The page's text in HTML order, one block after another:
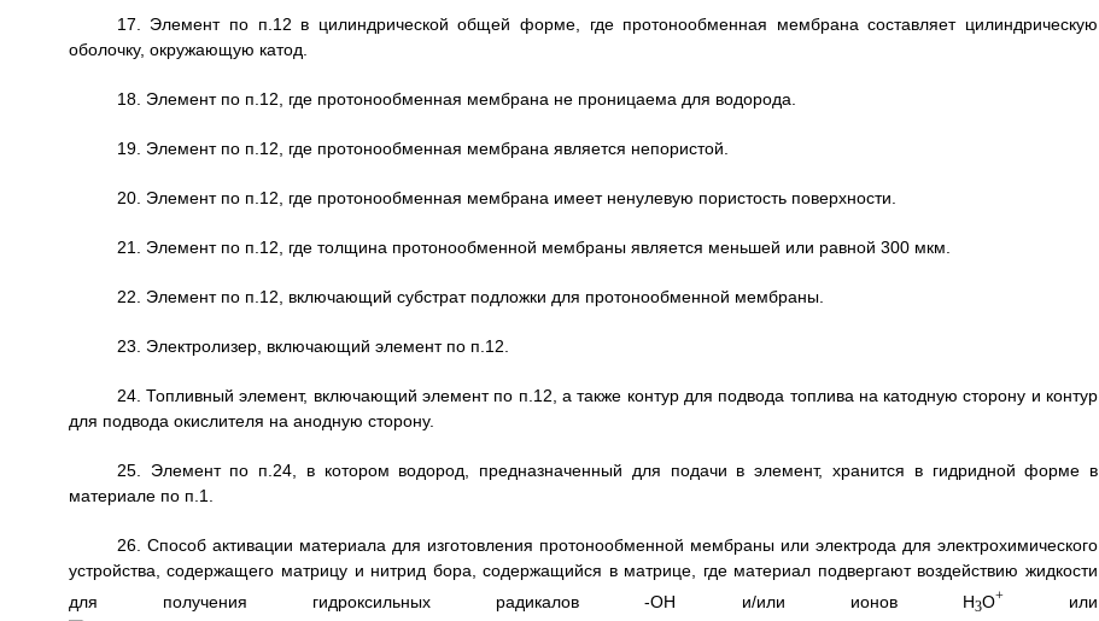
17. Элемент по п.12 в цилиндрической общей форме, где протонообменная мембрана составляет цилиндрическую
оболочку, окружающую катод.
18. Элемент по п.12, где протонообменная мембрана не проницаема для водорода.
19. Элемент по п.12, где протонообменная мембрана является непористой.
20. Элемент по п.12, где протонообменная мембрана имеет ненулевую пористость поверхности.
21. Элемент по п.12, где толщина протонообменной мембраны является меньшей или равной 300 мкм.
22. Элемент по п.12, включающий субстрат подложки для протонообменной мембраны.
23. Электролизер, включающий элемент по п.12.
24. Топливный элемент, включающий элемент по п.12, а также контур для подвода топлива на катодную сторону и контур
для подвода окислителя на анодную сторону.
25. Элемент по п.24, в котором водород, предназначенный для подачи в элемент, хранится в гидридной форме в
материале по п.1.
26. Способ активации материала для изготовления протонообменной мембраны или электрода для электрохимического
устройства, содержащего матрицу и нитрид бора, содержащийся в матрице, где материал подвергают воздействию жидкости
для получения гидроксильных радикалов -OH и/или ионов H3O+или